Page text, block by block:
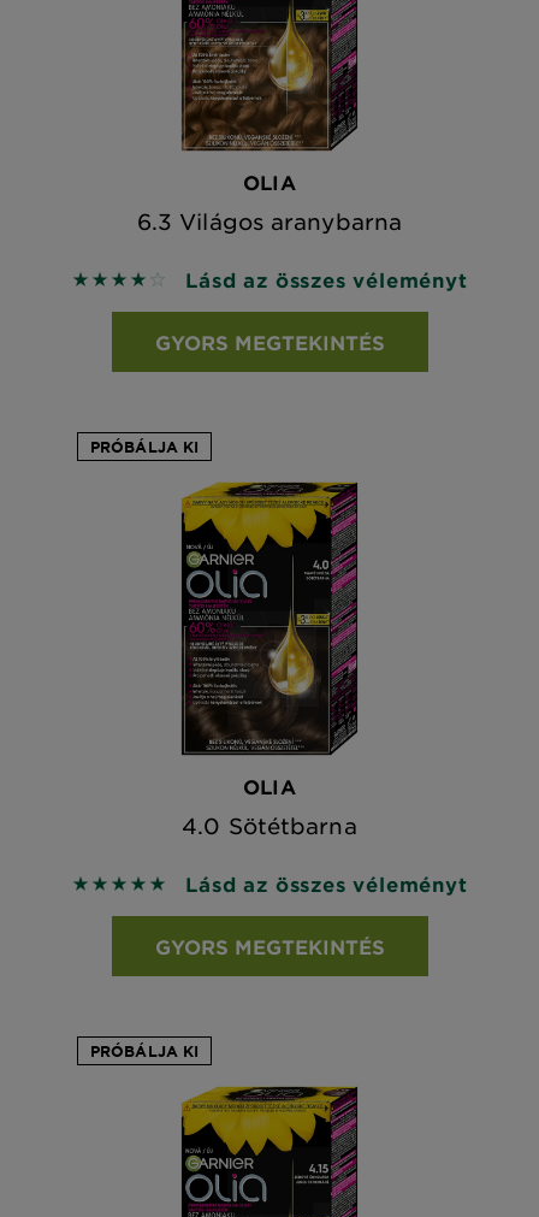
OLIA
6.3 Világos aranybarna
4 out of 5 stars based on reviews
Lásd az összes véleményt
GYORS MEGTEKINTÉS
PRÓBÁLJA KI
OLIA
4.0 Sötétbarna
5 out of 5 stars based on reviews
Lásd az összes véleményt
GYORS MEGTEKINTÉS
PRÓBÁLJA KI